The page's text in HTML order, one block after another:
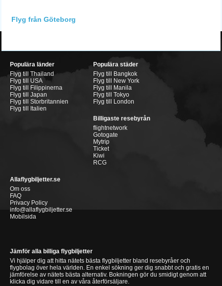
Flyg från Göteborg
Populära länder
Flyg till Thailand
Flyg till USA
Flyg till Filippinerna
Flyg till Japan
Flyg till Storbritannien
Flyg till Italien
Populära städer
Flyg till Bangkok
Flyg till New York
Flyg till Manila
Flyg till Tokyo
Flyg till London
Billigaste resebyrån
flightnetwork
Gotogate
Mytrip
Ticket
Kiwi
RCG
Allaflygbiljetter.se
Om oss
FAQ
Privacy Policy
info@allaflygbiljetter.se
Mobilsida
Jämför alla billiga flygbiljetter
Vi hjälper dig att hitta nätets bästa flygbiljetter bland resebyråer och
flygbolag över hela världen. En enkel sökning ger dig snabbt och gratis en
jämförelse av nätets bästa alternativ. Bokningen gör du smidigt genom att
klicka dig vidare till en av våra återförsäljare.